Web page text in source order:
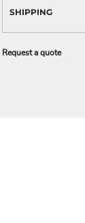
SHIPPING
Request a quote